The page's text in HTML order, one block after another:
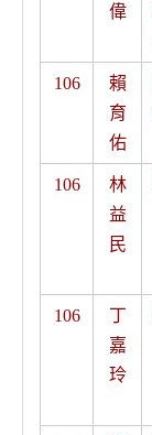
偉
106
賴
育
佑
106
林
益
民
106
丁
嘉
玲